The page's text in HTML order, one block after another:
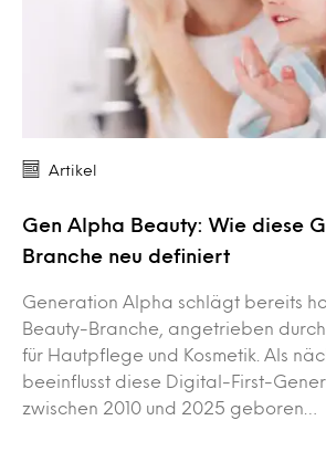
Artikel
Gen Alpha Beauty: Wie diese
Branche neu definiert
Generation Alpha schlägt bereits
Beauty-Branche, angetrieben
für Hautpflege und Kosmetik. Als
beeinflusst diese Digital-First-
zwischen 2010 und 2025 geboren…